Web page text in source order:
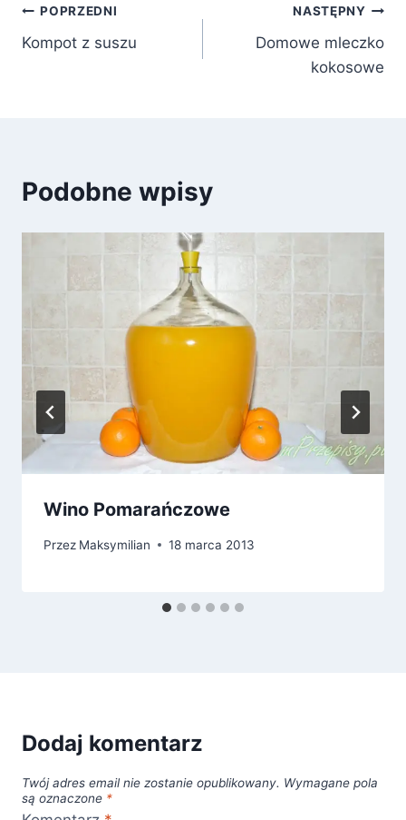
Nawigacja
wpisu
POPRZEDNI
Kompot z suszu
NASTĘPNY
Domowe mleczko
kokosowe
Podobne wpisy
Wino Pomarańczowe
Przez Maksymilian 18 marca 2013
Dodaj komentarz
Twój adres email nie zostanie opublikowany. Wymagane pola
są oznaczone *